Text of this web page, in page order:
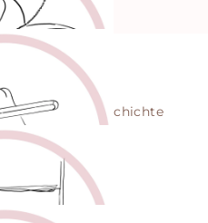
Geschichte
mit Herz
persönlich